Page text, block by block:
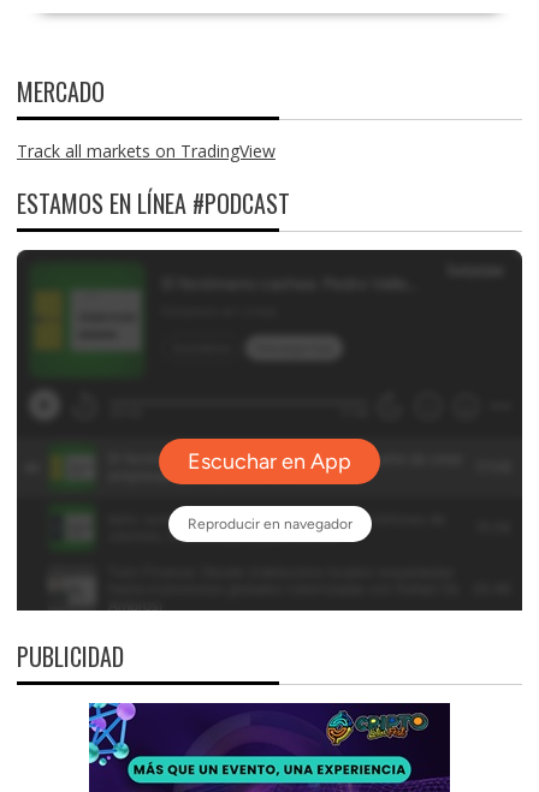
MERCADO
Track all markets on TradingView
ESTAMOS EN LÍNEA #PODCAST
PUBLICIDAD